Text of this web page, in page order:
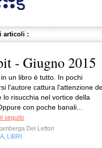
articoli :
- Giugno 2015
un libro è tutto. In pochi
l'autore cattura l'attenzione
lo risucchia nel vortice della
con poche banali...
seguito
Dei Lettori
LIBRI